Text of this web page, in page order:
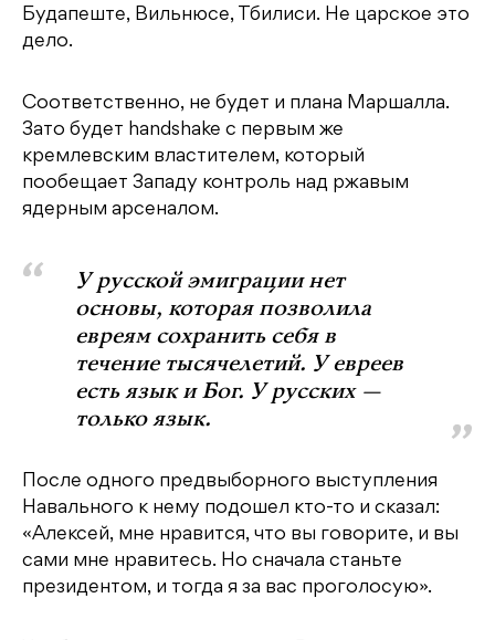
Будапеште, Вильнюсе, Тбилиси. Не царское это
дело.
Соответственно, не будет и плана Маршалла.
Зато будет handshake с первым же
кремлевским властителем, который
пообещает Западу контроль над ржавым
ядерным арсеналом.
У русской эмиграции нет
основы, которая позволила
евреям сохранить себя в
течение тысячелетий. У евреев
есть язык и Бог. У русских —
только язык.
После одного предвыборного выступления
Навального к нему подошел кто-то и сказал:
«Алексей, мне нравится, что вы говорите, и вы
сами мне нравитесь. Но сначала станьте
президентом, и тогда я за вас проголосую».